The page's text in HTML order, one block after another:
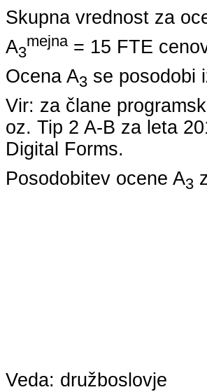
Skupna vrednost za
A3
mejna= 15 FTE
Ocena A3 se posodobi
Vir: za člane
oz. Tip 2 A-B za leta
Digital Forms.
Posodobitev ocene A3
Veda: družboslovje